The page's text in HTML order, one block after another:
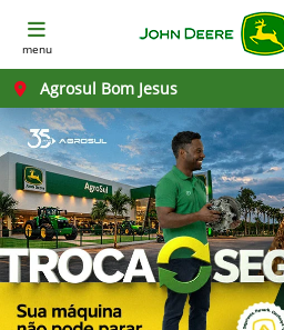
menu
Agrosul Bom Jesus